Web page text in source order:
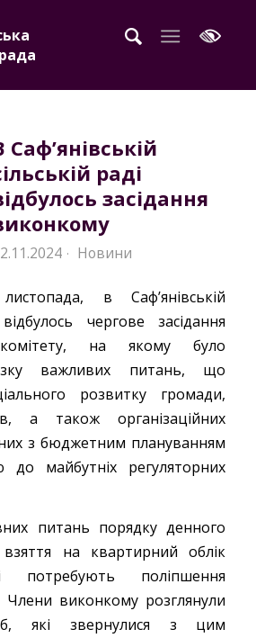
Саф’янівській
раді
засідання
· Новини
в Саф’янівській
чергове засідання
на якому було
важливих питань, що
розвитку громади,
а також організаційних
з бюджетним плануванням
до майбутніх регуляторних
питань порядку денного
на квартирний облік
потребують поліпшення
виконкому розглянули
які звернулися з цим